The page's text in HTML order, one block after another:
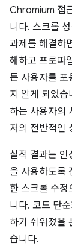
Chromium 접
니다. 스크롤
과제를 해결하
해하고 프로파
든 사용자를
지 알게 되었습
하는 사용자의
저의 전반적인
실적 결과는 인
을 사용하도록
한 스크롤 수정
니다. 코드 단
하기 쉬워졌을
습니다.